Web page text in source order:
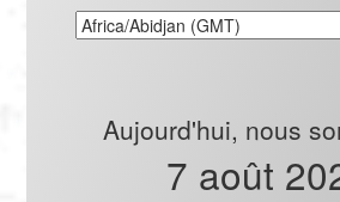
Aujourd'hui, nous
7 août